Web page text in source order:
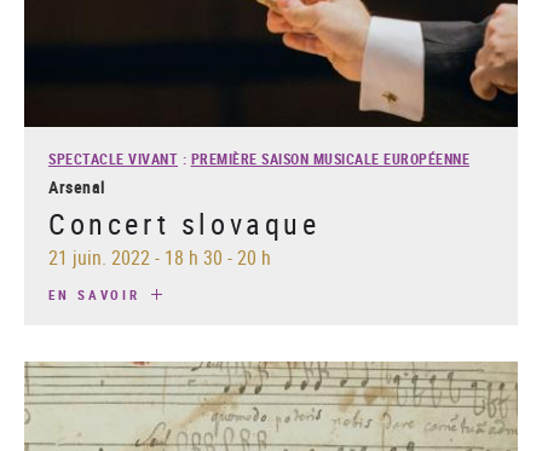
SPECTACLE VIVANT : PREMIÈRE SAISON MUSICALE EUROPÉENNE
Arsenal
Concert slovaque
21 juin. 2022- 18 h 30 - 20 h
EN SAVOIR